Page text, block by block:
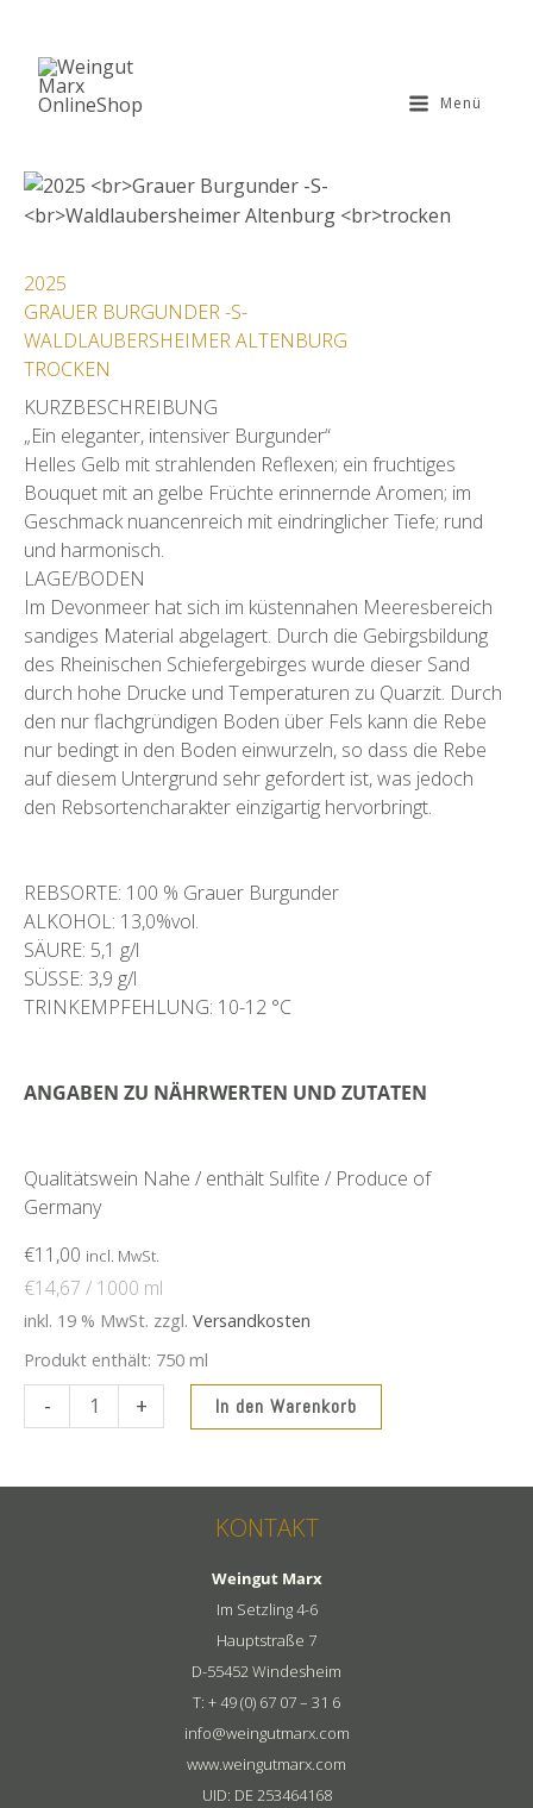
springen
Menü
2025
GRAUER BURGUNDER -S-
WALDLAUBERSHEIMER ALTENBURG
TROCKEN
KURZBESCHREIBUNG
„Ein eleganter, intensiver Burgunder“
Helles Gelb mit strahlenden Reflexen; ein fruchtiges
Bouquet mit an gelbe Früchte erinnernde Aromen; im
Geschmack nuancenreich mit eindringlicher Tiefe; rund
und harmonisch.
LAGE/BODEN
Im Devonmeer hat sich im küstennahen Meeresbereich
sandiges Material abgelagert. Durch die Gebirgsbildung
des Rheinischen Schiefergebirges wurde dieser Sand
durch hohe Drucke und Temperaturen zu Quarzit. Durch
den nur flachgründigen Boden über Fels kann die Rebe
nur bedingt in den Boden einwurzeln, so dass die Rebe
auf diesem Untergrund sehr gefordert ist, was jedoch
den Rebsortencharakter einzigartig hervorbringt.
REBSORTE: 100 % Grauer Burgunder
ALKOHOL: 13,0%vol.
SÄURE: 5,1 g/l
SÜSSE: 3,9 g/l
TRINKEMPFEHLUNG: 10-12 °C
ANGABEN ZU NÄHRWERTEN UND ZUTATEN
Qualitätswein Nahe / enthält Sulfite / Produce of
Germany
€11,00 incl. MwSt.
€14,67 / 1000 ml
inkl. 19 % MwSt. zzgl. Versandkosten
Produkt enthält: 750 ml
-
Grauer
-
+ In den Warenkorb
KONTAKT
Weingut Marx
Im Setzling 4-6
Hauptstraße 7
D-55452 Windesheim
T: + 49 (0) 67 07 – 31 6
info@weingutmarx.com
www.weingutmarx.com
UID: DE 253464168